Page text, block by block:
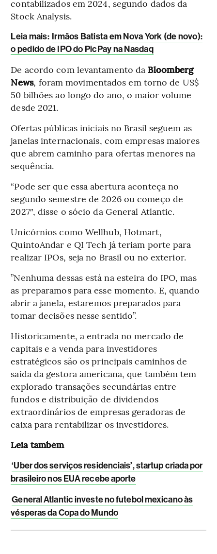
contabilizados em 2024, segundo dados da
Stock Analysis.
Leia mais: Irmãos Batista em Nova York (de novo):
o pedido de IPO do PicPay na Nasdaq
De acordo com levantamento da Bloomberg
News, foram movimentados em torno de US$
50 bilhões ao longo do ano, o maior volume
desde 2021.
Ofertas públicas iniciais no Brasil seguem as
janelas internacionais, com empresas maiores
que abrem caminho para ofertas menores na
sequência.
“Pode ser que essa abertura aconteça no
segundo semestre de 2026 ou começo de
2027″, disse o sócio da General Atlantic.
Unicórnios como Wellhub, Hotmart,
QuintoAndar e QI Tech já teriam porte para
realizar IPOs, seja no Brasil ou no exterior.
”Nenhuma dessas está na esteira do IPO, mas
as preparamos para esse momento. E, quando
abrir a janela, estaremos preparados para
tomar decisões nesse sentido”.
Historicamente, a entrada no mercado de
capitais e a venda para investidores
estratégicos são os principais caminhos de
saída da gestora americana, que também tem
explorado transações secundárias entre
fundos e distribuição de dividendos
extraordinários de empresas geradoras de
caixa para rentabilizar os investidores.
Leia também
‘Uber dos serviços residenciais’, startup criada por
brasileiro nos EUA recebe aporte
General Atlantic investe no futebol mexicano às
vésperas da Copa do Mundo